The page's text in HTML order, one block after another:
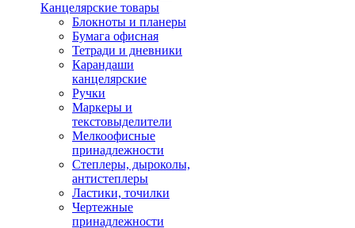
Канцелярские товары
Блокноты и планеры
Бумага офисная
Тетради и дневники
Карандаши
канцелярские
Ручки
Маркеры и
текстовыделители
Мелкоофисные
принадлежности
Степлеры, дыроколы,
антистеплеры
Ластики, точилки
Чертежные
принадлежности